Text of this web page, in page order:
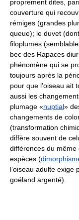
proprement dites,
couverture qui
rémiges (grandes
queue); le duvet
filoplumes
bec des Rapaces
phénomène qui se
toujours après la
pour que l’oiseau ait
aussi les
plumage «nuptial»
changements de
(transformation
diffère souvent de
différences du
espèces (
l’oiseau adulte exige
goéland argenté).